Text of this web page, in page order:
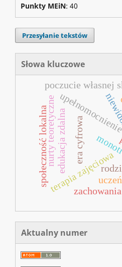
Punkty MEiN: 40
Przesyłanie tekstów
Słowa kluczowe
terapia zajęciowa
edukacja zdalna
poczucie własnej
era cyfrowa
nurty teoretyczne
społeczność lokalna
Aktualny numer